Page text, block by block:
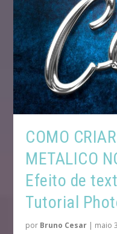
COMO
METALICO
Efeito de
Tutorial
por Bruno Cesar | maio